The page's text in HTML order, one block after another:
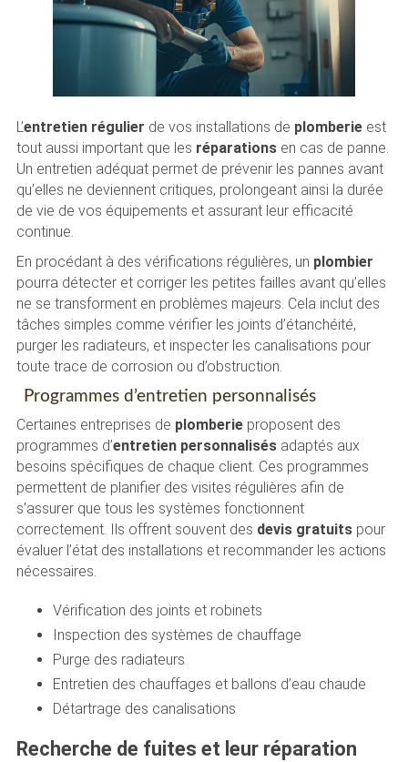
L’entretien régulier de vos installations de plomberieest
tout aussi important que les réparationsen cas de panne.
Un entretien adéquat permet de prévenir les pannes avant
qu’elles ne deviennent critiques, prolongeant ainsi la durée
de vie de vos équipements et assurant leur efficacité
continue.
En procédant à des vérifications régulières, un plombier
pourra détecter et corriger les petites failles avant qu’elles
ne se transforment en problèmes majeurs. Cela inclut des
tâches simples comme vérifier les joints d’étanchéité,
purger les radiateurs, et inspecter les canalisations pour
toute trace de corrosion ou d’obstruction.
Programmes d’entretien personnalisés
Certaines entreprises de plomberieproposent des
programmes d’entretien personnalisésadaptés aux
besoins spécifiques de chaque client. Ces programmes
permettent de planifier des visites régulières afin de
s’assurer que tous les systèmes fonctionnent
correctement. Ils offrent souvent des devis gratuitspour
évaluer l’état des installations et recommander les actions
nécessaires.
Vérification des joints et robinets
Inspection des systèmes de chauffage
Purge des radiateurs
Entretien des chauffages et ballons d’eau chaude
Détartrage des canalisations
Recherche de fuites et leur réparation